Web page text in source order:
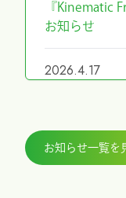
『Kinematic
お知らせ
2026.4.17
2026.3.27
お知らせ一覧を